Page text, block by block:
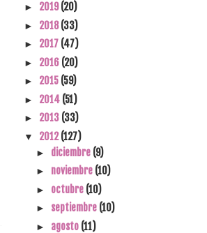
► 2019(20)
► 2018(33)
► 2017 (47)
► 2016 (20)
► 2015 (59)
► 2014 (51)
► 2013 (33)
▼ 2012(127)
► diciembre (9)
► noviembre (10)
► octubre (10)
► septiembre (10)
► agosto (11)